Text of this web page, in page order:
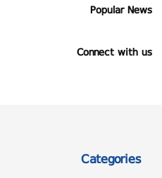
Popular News
Connect with us
Categories